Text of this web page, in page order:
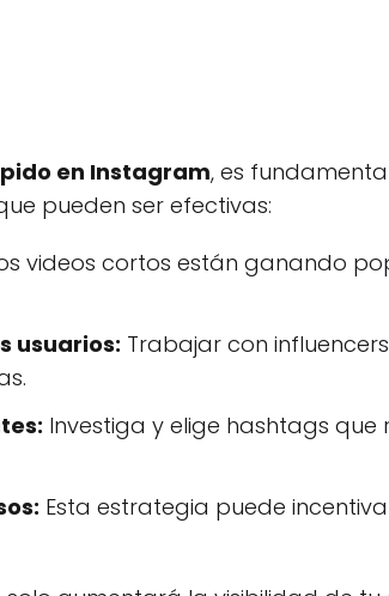
en Instagram, es
pueden ser efectivas:
videos cortos están ganando
usuarios: Trabajar con
Investiga y elige hashtags
Esta estrategia puede